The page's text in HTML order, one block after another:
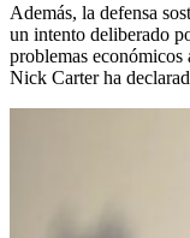
Además, la defensa
un intento deliberado
problemas económicos
Nick Carter ha